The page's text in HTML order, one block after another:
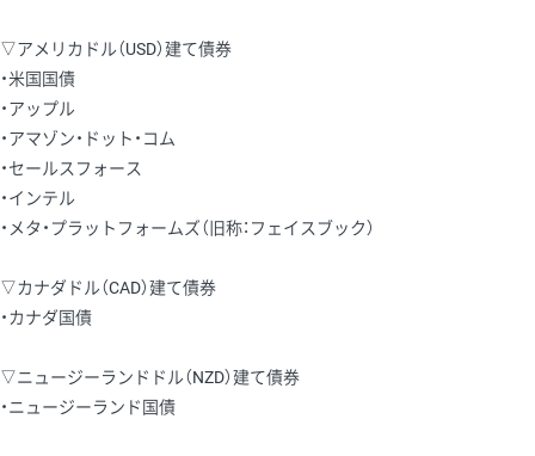
▽アメリカドル（USD）建て債券
・米国国債
・アップル
・アマゾン・ドット・コム
・セールスフォース
・インテル
・メタ・プラットフォームズ（旧称：フェイスブック）
▽カナダドル（CAD）建て債券
・カナダ国債
▽ニュージーランドドル（NZD）建て債券
・ニュージーランド国債